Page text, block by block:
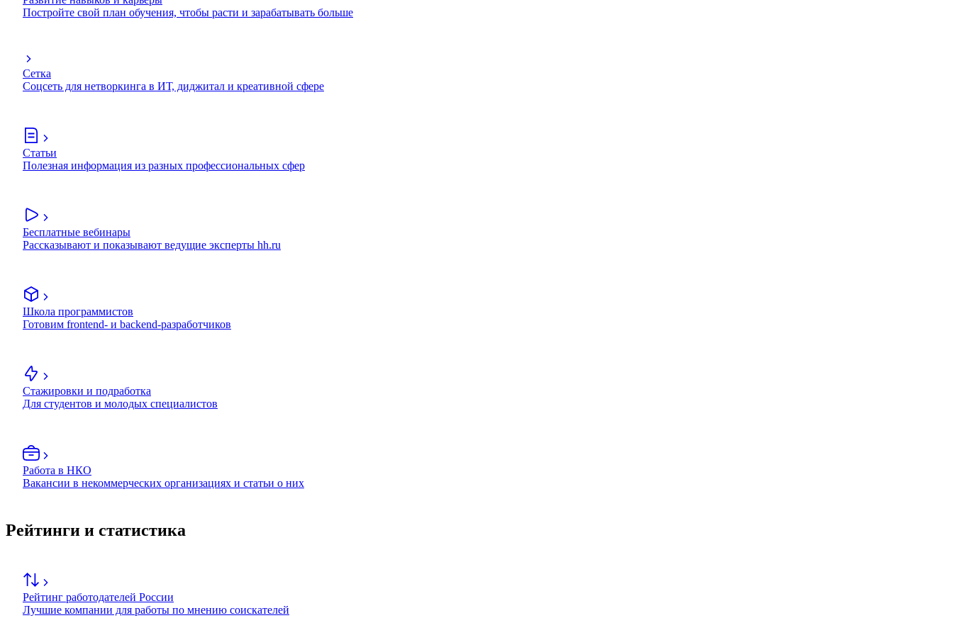
Постройте свой план обучения, чтобы расти и зарабатывать больше
Сетка
Соцсеть для нетворкинга в ИТ, диджитал и креативной сфере
Статьи
Полезная информация из разных профессиональных сфер
Бесплатные вебинары
Рассказывают и показывают ведущие эксперты hh.ru
Школа программистов
Готовим frontend- и backend-разработчиков
Стажировки и подработка
Для студентов и молодых специалистов
Работа в НКО
Вакансии в некоммерческих организациях и статьи о них
Рейтинги и статистика
Рейтинг работодателей России
Лучшие компании для работы по мнению соискателей